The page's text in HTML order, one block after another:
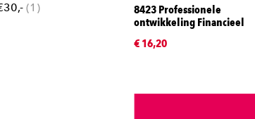
1
8423 Professionele
ontwikkeling Financieel
€ 16,20